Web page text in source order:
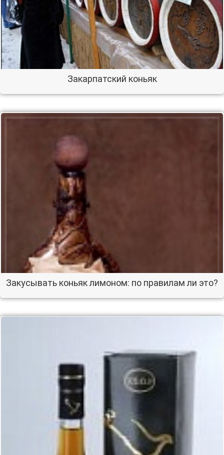
Закарпатский коньяк
Закусывать коньяк лимоном: по правилам ли это?